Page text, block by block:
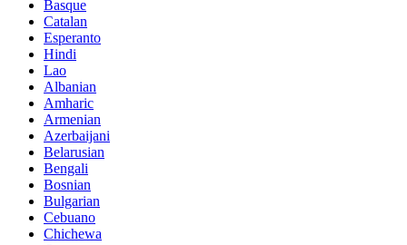
Basque
Catalan
Esperanto
Hindi
Lao
Albanian
Amharic
Armenian
Azerbaijani
Belarusian
Bengali
Bosnian
Bulgarian
Cebuano
Chichewa